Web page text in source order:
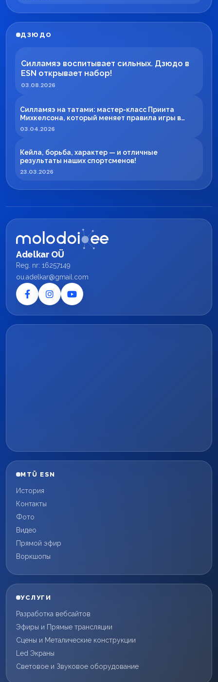
ДЗЮДО
Силламяэ воспитывает сильных. Дзюдо в
ESN открывает набор!
03.08.2026
Силламяэ на татами: мастер-класс Приита
Михкелсона, который меняет правила игры в
регионе
03.04.2026
Кейла, борьба, характер — и отличные
результаты наших спортсменов!
23.03.2026
Adelkar OÜ
Reg. nr: 16257149
ou.adelkar@gmail.com
MTÜ ESN
История
Контакты
Фото
Видео
Прямой эфир
Воркшопы
УСЛУГИ
Разработка вебсайтов
Эфиры и Прямые трансляции
Сцены и Металические конструкции
Led Экраны
Световое и Звуковое оборудование